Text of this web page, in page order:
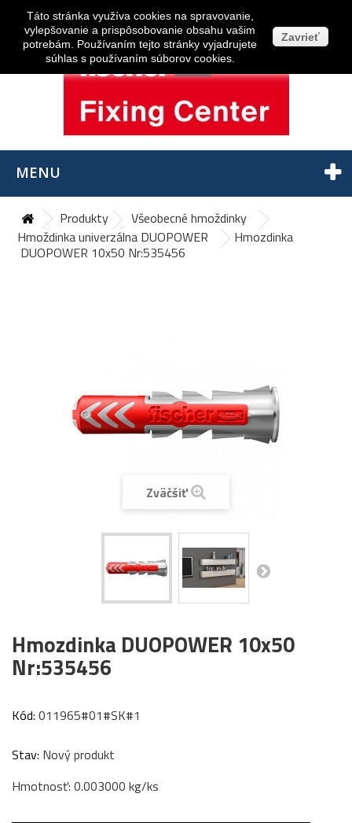
MENU
Produkty
Všeobecné hmoždinky
Hmoždinka univerzálna DUOPOWER
Hmozdinka
DUOPOWER 10x50 Nr:535456
Zväčšiť
Hmozdinka DUOPOWER 10x50
Nr:535456
Kód: 011965#01#SK#1
Stav: Nový produkt
Hmotnosť: 0.003000 kg/ks
Táto stránka využíva cookies na spravovanie,
vylepšovanie a prispôsobovanie obsahu vašim
potrebám. Používaním tejto stránky vyjadrujete
súhlas s používaním súborov cookies.
Zavrieť